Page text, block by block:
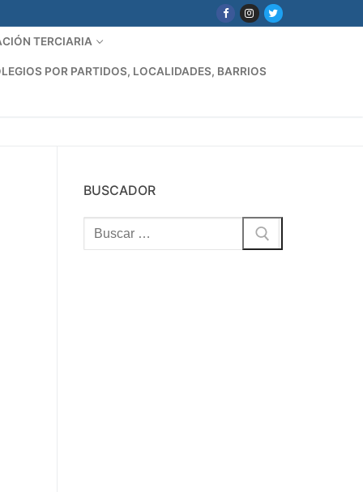
TERCIARIA
POR PARTIDOS, LOCALIDADES, BARRIOS
BUSCADOR
Buscar: